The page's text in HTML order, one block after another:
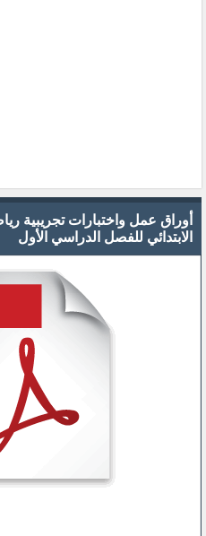
أوراق عمل واختبارات تجريبية
الابتدائي للفصل الدراسي الأول